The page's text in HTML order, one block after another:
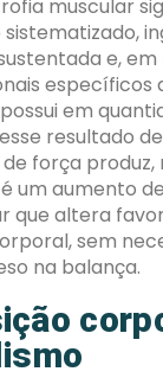
muscular
e, em
específicos
em
resultado
força
um aumento
que altera
sem
na balança.